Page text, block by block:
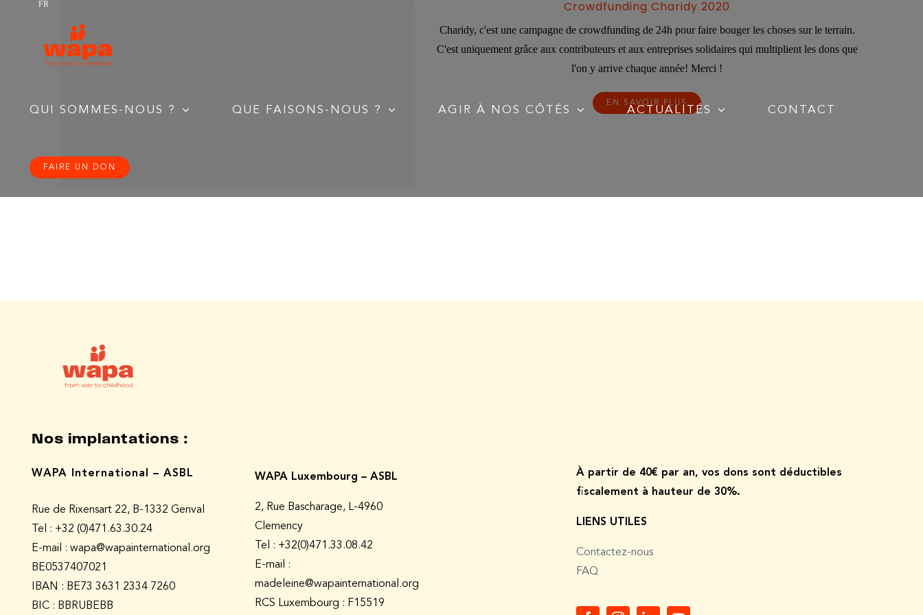
FR
QUI SOMMES-NOUS ? QUE FAISONS-NOUS ? AGIR À NOS CÔTÉS ACTUALITÉS CONTACT
FAIRE UN DON
Crowdfunding Charidy 2020
Charidy, c'est une campagne de crowdfunding de 24h pour faire bouger les choses sur le terrain.
C'est uniquement grâce aux contributeurs et aux entreprises solidaires qui multiplient les dons que
l'on y arrive chaque année! Merci !
EN SAVOIR PLUS
Nos implantations :
WAPA International – ASBL
Rue de Rixensart 22, B-1332 Genval
Tel : +32 (0)471.63.30.24
E-mail : wapa@wapainternational.org
BE0537407021
IBAN : BE73 3631 2334 7260
BIC : BBRUBEBB
WAPA Luxembourg – ASBL
2, Rue Bascharage, L-4960
Clemency
Tel : +32(0)471.33.08.42
E-mail :
madeleine@wapainternational.org
RCS Luxembourg : F15519
À partir de 40€ par an, vos dons sont déductibles
fiscalement à hauteur de 30%.
LIENS UTILES
Contactez-nous
FAQ